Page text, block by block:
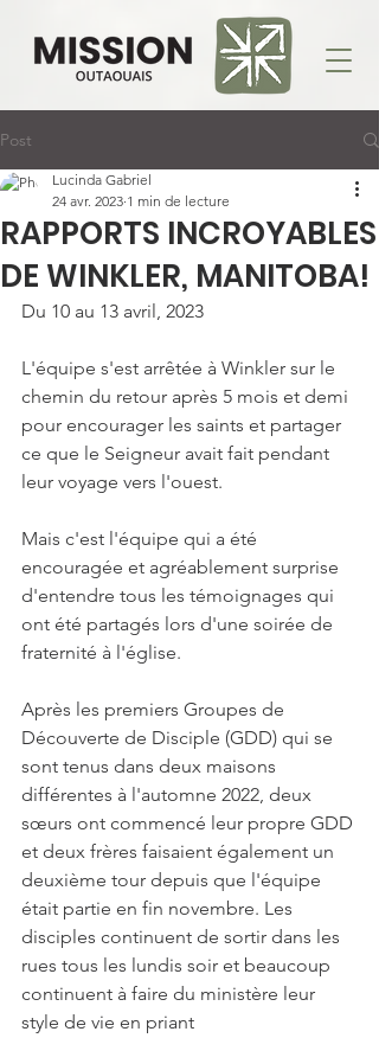
Post
RAPPORTS INCROYABLES
DE WINKLER, MANITOBA!
Lucinda Gabriel
24 avr. 2023 1 min de lecture
Du 10 au 13 avril, 2023
L'équipe s'est arrêtée à Winkler sur le
chemin du retour après 5 mois et demi
pour encourager les saints et partager
ce que le Seigneur avait fait pendant
leur voyage vers l'ouest.
Mais c'est l'équipe qui a été
encouragée et agréablement surprise
d'entendre tous les témoignages qui
ont été partagés lors d'une soirée de
fraternité à l'église.
Après les premiers Groupes de
Découverte de Disciple (GDD) qui se
sont tenus dans deux maisons
différentes à l'automne 2022, deux
sœurs ont commencé leur propre GDD
et deux frères faisaient également un
deuxième tour depuis que l'équipe
était partie en fin novembre. Les
disciples continuent de sortir dans les
rues tous les lundis soir et beaucoup
continuent à faire du ministère leur
style de vie en priant